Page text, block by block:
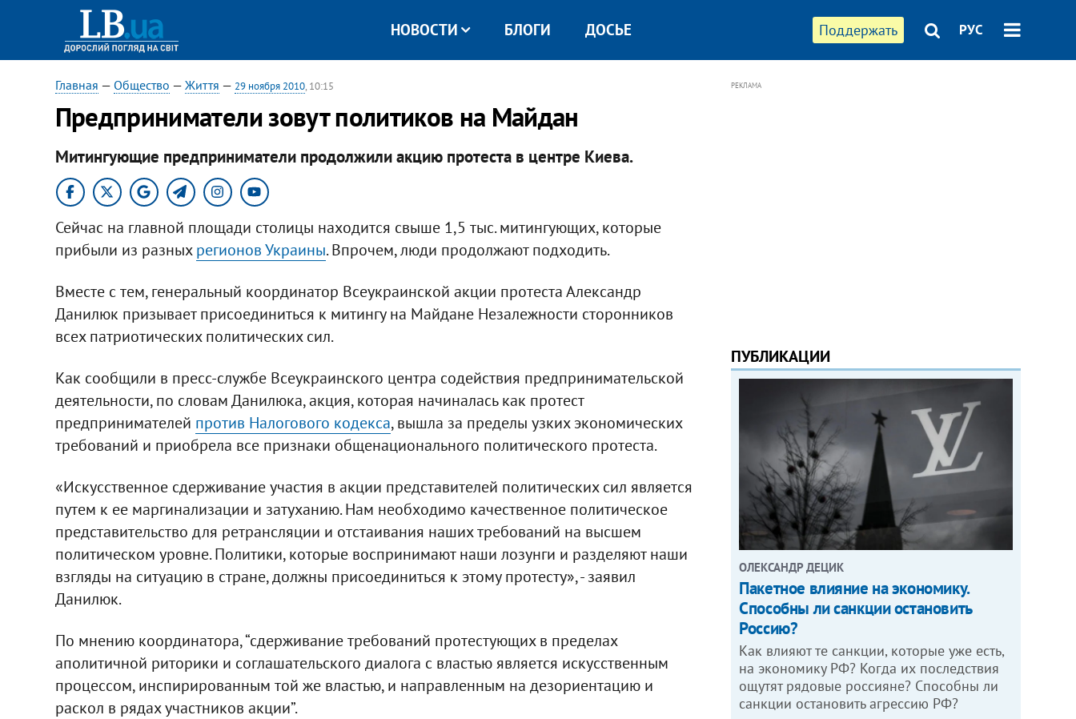
Поддержать РУС
НОВОСТИ БЛОГИ ДОСЬЕ
Главная — Общество — Життя — 29 ноября 2010, 10:15
Предприниматели зовут политиков на Майдан
Митингующие предприниматели продолжили акцию протеста в центре Киева.
Сейчас на главной площади столицы находится свыше 1,5 тыс. митингующих, которые
прибыли из разныхрегионов Украины. Впрочем, люди продолжают подходить.
Вместе с тем, генеральный координатор Всеукраинской акции протеста Александр
Данилюк призывает присоединиться к митингу на Майдане Незалежности сторонников
всех патриотических политических сил.
Как сообщили в пресс-службе Всеукраинского центра содействия предпринимательской
деятельности, по словам Данилюка, акция, которая начиналась как протест
предпринимателей против Налогового кодекса, вышла за пределы узких экономических
требований и приобрела все признаки общенационального политического протеста.
«Искусственное сдерживание участия в акции представителей политических сил является
путем к ее маргинализации и затуханию. Нам необходимо качественное политическое
представительство для ретрансляции и отстаивания наших требований на высшем
политическом уровне. Политики, которые воспринимают наши лозунги и разделяют наши
взгляды на ситуацию в стране, должны присоединиться к этому протесту», - заявил
Данилюк.
По мнению координатора, “сдерживание требований протестующих в пределах
аполитичной риторики и соглашательского диалога с властью является искусственным
процессом, инспирированным той же властью, и направленным на дезориентацию и
раскол в рядах участников акции”.
РЕКЛАМА
ПУБЛИКАЦИИ
ОЛЕКСАНДР ДЕЦИК
Пакетное влияние на экономику.
Способны ли санкции остановить
Россию?
Как влияют те санкции, которые уже есть,
на экономику РФ? Когда их последствия
ощутят рядовые россияне? Способны ли
санкции остановить агрессию РФ?